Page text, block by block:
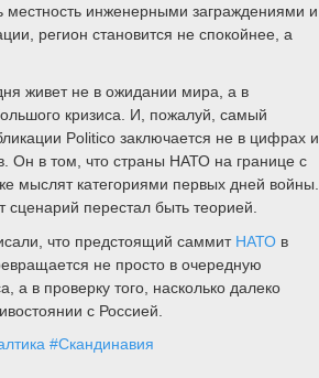
инженерными заграждениями и
регион становится не спокойнее, а
живет не в ожидании мира, а в
кризиса. И, пожалуй, самый
Politico заключается не в цифрах и
Он в том, что страны НАТО на границе с
мыслят категориями первых дней войны.
сценарий перестал быть теорией.
что предстоящий саммит НАТО в
не просто в очередную
а в проверку того, насколько далеко
с Россией.
#Скандинавия